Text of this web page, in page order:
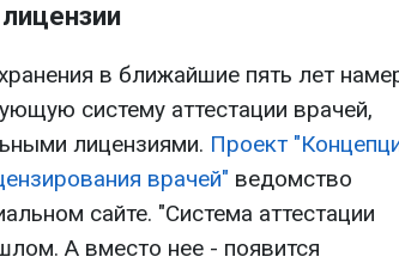
в ближайшие пять лет
систему аттестации врачей,
лицензиями. Проект
врачей" ведомство
сайте. "Система аттестации
А вместо нее - появится